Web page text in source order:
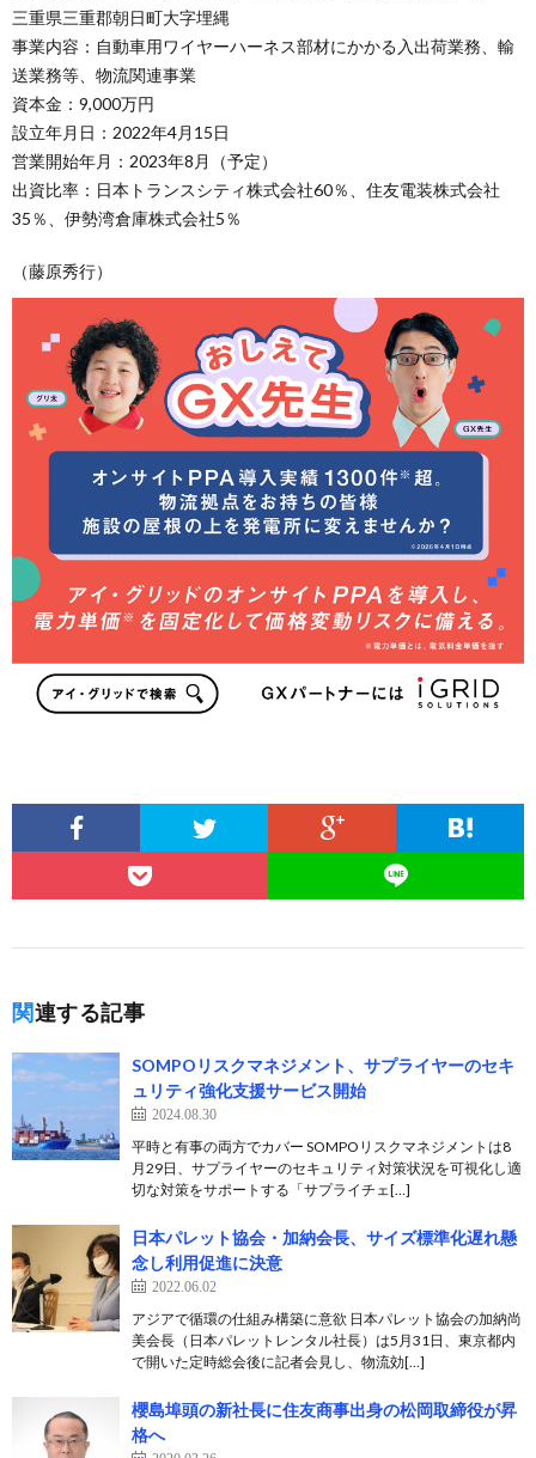
三重県三重郡朝日町大字埋縄
事業内容：自動車用ワイヤーハーネス部材にかかる入出荷業務、輸
送業務等、物流関連事業
資本金：9,000万円
設立年月日：2022年4月15日
営業開始年月：2023年8月（予定）
出資比率：日本トランスシティ株式会社60％、住友電装株式会社
35％、伊勢湾倉庫株式会社5％
（藤原秀行）
関連する記事
SOMPOリスクマネジメント、サプライヤーのセキ
ュリティ強化支援サービス開始
2024.08.30
平時と有事の両方でカバー SOMPOリスクマネジメントは8
月29日、サプライヤーのセキュリティ対策状況を可視化し適
切な対策をサポートする「サプライチェ[…]
日本パレット協会・加納会長、サイズ標準化遅れ懸
念し利用促進に決意
2022.06.02
アジアで循環の仕組み構築に意欲 日本パレット協会の加納尚
美会長（日本パレットレンタル社長）は5月31日、東京都内
で開いた定時総会後に記者会見し、物流効[…]
櫻島埠頭の新社長に住友商事出身の松岡取締役が昇
格へ